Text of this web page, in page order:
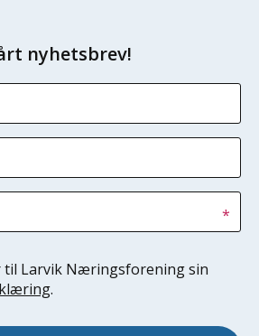
nyhetsbrev!
*
til Larvik Næringsforening sin
.